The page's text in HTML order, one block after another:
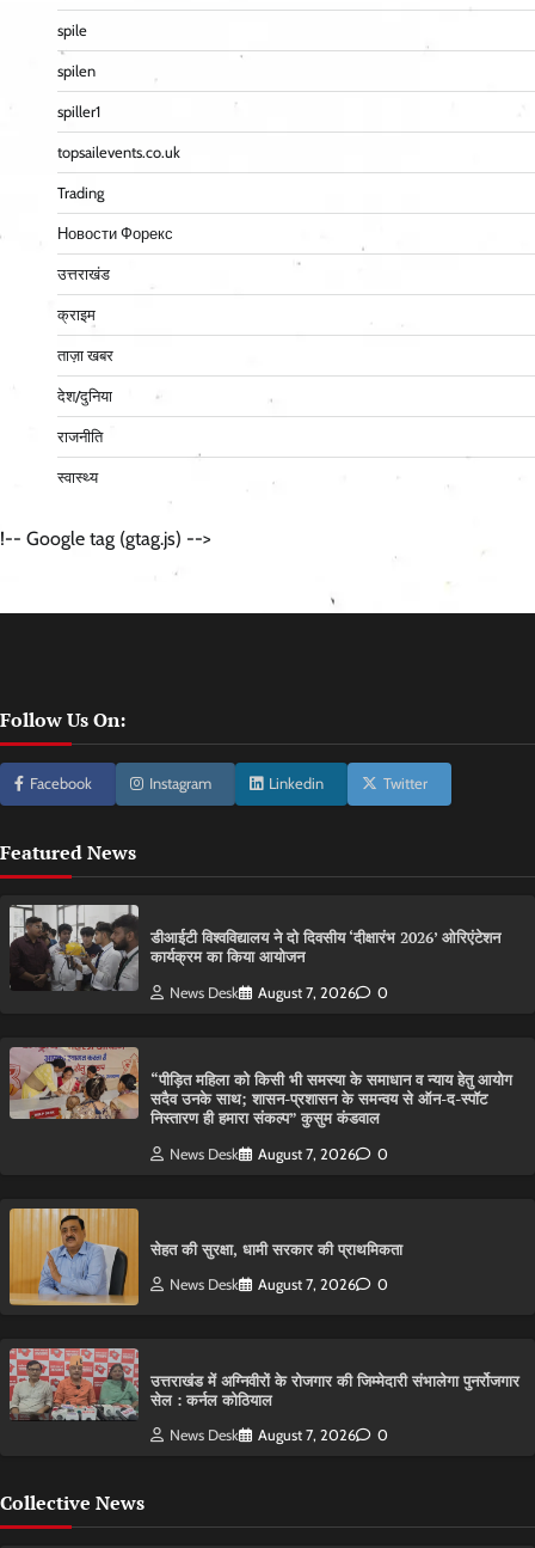
spile
spilen
spiller1
topsailevents.co.uk
Trading
Новости Форекс
उत्तराखंड
क्राइम
ताज़ा खबर
देश/दुनिया
राजनीति
स्वास्थ्य
!-- Google tag (gtag.js) -->
Follow Us On:
Facebook Instagram Linkedin Twitter
Featured News
डीआईटी विश्वविद्यालय ने दो दिवसीय ‘दीक्षारंभ 2026’ ओरिएंटेशन
कार्यक्रम का किया आयोजन
News Desk August 7, 2026 0
“पीड़ित महिला को किसी भी समस्या के समाधान व न्याय हेतु आयोग
सदैव उनके साथ; शासन-प्रशासन के समन्वय से ऑन-द-स्पॉट
निस्तारण ही हमारा संकल्प” कुसुम कंडवाल
News Desk August 7, 2026 0
सेहत की सुरक्षा, धामी सरकार की प्राथमिकता
News Desk August 7, 2026 0
उत्तराखंड में अग्निवीरों के रोजगार की जिम्मेदारी संभालेगा पुनर्रोजगार
सेल : कर्नल कोठियाल
News Desk August 7, 2026 0
Collective News